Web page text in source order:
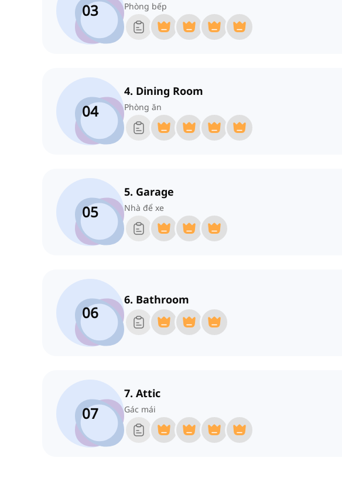
03
Phòng bếp
04
4. Dining Room
Phòng ăn
05
5. Garage
Nhà để xe
06
6. Bathroom
07
7. Attic
Gác mái